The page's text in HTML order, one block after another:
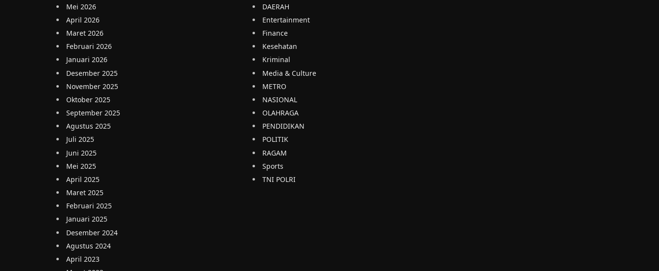
Mei 2026
April 2026
Maret 2026
Februari 2026
Januari 2026
Desember 2025
November 2025
Oktober 2025
September 2025
Agustus 2025
Juli 2025
Juni 2025
Mei 2025
April 2025
Maret 2025
Februari 2025
Januari 2025
Desember 2024
Agustus 2024
April 2023
DAERAH
Entertainment
Finance
Kesehatan
Kriminal
Media & Culture
METRO
NASIONAL
OLAHRAGA
PENDIDIKAN
POLITIK
RAGAM
Sports
TNI POLRI